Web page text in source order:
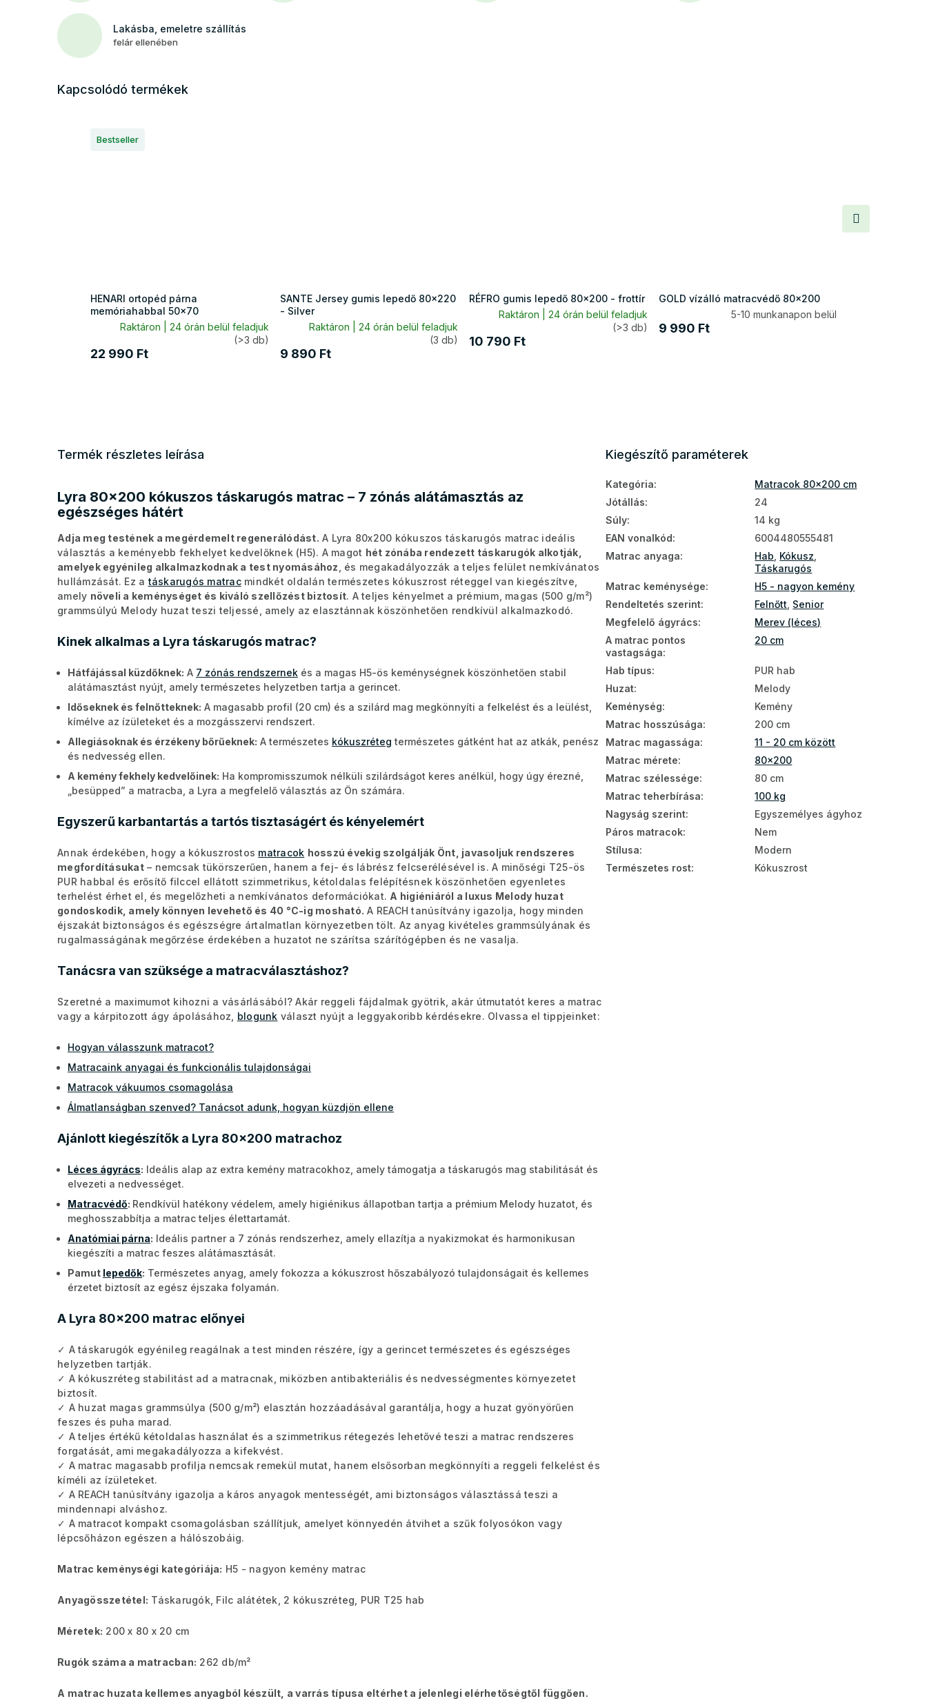
Lakásba, emeletre szállítás
felár ellenében
Kapcsolódó termékek
Bestseller
HENARI ortopéd párna
memóriahabbal 50x70
Raktáron | 24 órán belül feladjuk
(>3 db)
22 990 Ft
SANTE Jersey gumis lepedő 80x220
- Silver
Raktáron | 24 órán belül feladjuk
(3 db)
9 890 Ft
RÉFRO gumis lepedő 80x200 - frottír
Raktáron | 24 órán belül feladjuk
(>3 db)
10 790 Ft
GOLD vízálló matracvédő 80x200
5-10 munkanapon belül
9 990 Ft
Termék részletes leírása
Lyra 80x200 kókuszos táskarugós matrac – 7 zónás alátámasztás az
egészséges hátért
Adja meg testének a megérdemelt regenerálódást. A Lyra 80x200 kókuszos táskarugós matrac ideális
választás a keményebb fekhelyet kedvelőknek (H5). A magot hét zónába rendezett táskarugók alkotják,
amelyek egyénileg alkalmazkodnak a test nyomásához , és megakadályozzák a teljes felület nemkívánatos
hullámzását. Ez atáskarugós matracmindkét oldalán természetes kókuszrost réteggel van kiegészítve,
amely növeli a keménységet és kiváló szellőzést biztosít. A teljes kényelmet a prémium, magas (500 g/m²)
grammsúlyú Melody huzat teszi teljessé, amely az elasztánnak köszönhetően rendkívül alkalmazkodó.
Kinek alkalmas a Lyra táskarugós matrac?
Hátfájással küzdőknek: A 7 zónás rendszernek és a magas H5-ös keménységnek köszönhetően stabil
alátámasztást nyújt, amely természetes helyzetben tartja a gerincet.
Időseknek és felnőtteknek: A magasabb profil (20 cm) és a szilárd mag megkönnyíti a felkelést és a leülést,
kímélve az ízületeket és a mozgásszervi rendszert.
Allegiásoknak és érzékeny bőrűeknek: A természetes kókuszréteg természetes gátként hat az atkák, penész
és nedvesség ellen.
A kemény fekhely kedvelőinek: Ha kompromisszumok nélküli szilárdságot keres anélkül, hogy úgy érezné,
„besüpped” a matracba, a Lyra a megfelelő választás az Ön számára.
Egyszerű karbantartás a tartós tisztaságért és kényelemért
Annak érdekében, hogy a kókuszrostos matracok hosszú évekig szolgálják Önt, javasoljuk rendszeres
megfordításukat– nemcsak tükörszerűen, hanem a fej- és lábrész felcserélésével is. A minőségi T25-ös
PUR habbal és erősítő filccel ellátott szimmetrikus, kétoldalas felépítésnek köszönhetően egyenletes
terhelést érhet el, és megelőzheti a nemkívánatos deformációkat. A higiéniáról a luxus Melody huzat
gondoskodik, amely könnyen levehető és 40 °C-ig mosható. A REACH tanúsítvány igazolja, hogy minden
éjszakát biztonságos és egészségre ártalmatlan környezetben tölt. Az anyag kivételes grammsúlyának és
rugalmasságának megőrzése érdekében a huzatot ne szárítsa szárítógépben és ne vasalja.
Tanácsra van szüksége a matracválasztáshoz?
Szeretné a maximumot kihozni a vásárlásából? Akár reggeli fájdalmak gyötrik, akár útmutatót keres a matrac
vagy a kárpitozott ágy ápolásához, blogunk választ nyújt a leggyakoribb kérdésekre. Olvassa el tippjeinket:
Hogyan válasszunk matracot?
Matracaink anyagai és funkcionális tulajdonságai
Matracok vákuumos csomagolása
Álmatlanságban szenved? Tanácsot adunk, hogyan küzdjön ellene
Ajánlott kiegészítők a Lyra 80x200 matrachoz
Léces ágyrács: Ideális alap az extra kemény matracokhoz, amely támogatja a táskarugós mag stabilitását és
elvezeti a nedvességet.
Matracvédő: Rendkívül hatékony védelem, amely higiénikus állapotban tartja a prémium Melody huzatot, és
meghosszabbítja a matrac teljes élettartamát.
Anatómiai párna: Ideális partner a 7 zónás rendszerhez, amely ellazítja a nyakizmokat és harmonikusan
kiegészíti a matrac feszes alátámasztását.
Pamut lepedők: Természetes anyag, amely fokozza a kókuszrost hőszabályozó tulajdonságait és kellemes
érzetet biztosít az egész éjszaka folyamán.
A Lyra 80x200 matrac előnyei
✓ A táskarugók egyénileg reagálnak a test minden részére, így a gerincet természetes és egészséges
helyzetben tartják.
✓ A kókuszréteg stabilitást ad a matracnak, miközben antibakteriális és nedvességmentes környezetet
biztosít.
✓ A huzat magas grammsúlya (500 g/m²) elasztán hozzáadásával garantálja, hogy a huzat gyönyörűen
feszes és puha marad.
✓ A teljes értékű kétoldalas használat és a szimmetrikus rétegezés lehetővé teszi a matrac rendszeres
forgatását, ami megakadályozza a kifekvést.
✓ A matrac magasabb profilja nemcsak remekül mutat, hanem elsősorban megkönnyíti a reggeli felkelést és
kíméli az ízületeket.
✓ A REACH tanúsítvány igazolja a káros anyagok mentességét, ami biztonságos választássá teszi a
mindennapi alváshoz.
✓ A matracot kompakt csomagolásban szállítjuk, amelyet könnyedén átvihet a szűk folyosókon vagy
lépcsőházon egészen a hálószobáig.
Matrac keménységi kategóriája: H5 - nagyon kemény matrac
Anyagösszetétel: Táskarugók, Filc alátétek, 2 kókuszréteg, PUR T25 hab
Méretek: 200 x 80 x 20 cm
Rugók száma a matracban: 262 db/m²
A matrac huzata kellemes anyagból készült, a varrás típusa eltérhet a jelenlegi elérhetőségtől függően.
Kiegészítő paraméterek
Kategória:
Matracok 80x200 cm
Jótállás:
24
Súly:
14 kg
EAN vonalkód:
6004480555481
Matrac anyaga: Hab Kókusz
Táskarugós
Matrac keménysége:
H5 - nagyon kemény
Rendeltetés szerint: Felnőtt Senior
Megfelelő ágyrács:
Merev (léces)
A matrac pontos
vastagsága:
20 cm
Hab típus:
PUR hab
Huzat:
Melody
Keménység:
Kemény
Matrac hosszúsága:
200 cm
Matrac magassága:
11 - 20 cm között
Matrac mérete:
80x200
Matrac szélessége:
80 cm
Matrac teherbírása:
100 kg
Nagyság szerint:
Egyszemélyes ágyhoz
Páros matracok:
Nem
Stílusa:
Modern
Természetes rost: Kókuszrost